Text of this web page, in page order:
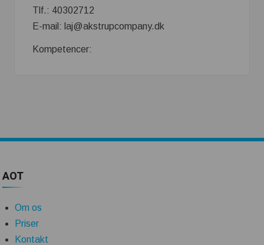
Tlf.: 40302712
E-mail: laj@akstrupcompany.dk
Kompetencer:
AOT
Om os
Priser
Kontakt